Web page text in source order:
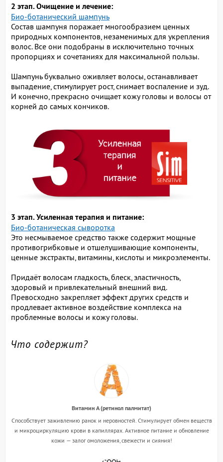
2 этап. Очищение и лечение:
Био-ботанический шампунь
Состав шампуня поражает многообразием ценных
природных компонентов, незаменимых для укрепления
волос. Все они подобраны в исключительно точных
пропорциях и сочетаниях для максимальной пользы.
Шампунь буквально оживляет волосы, останавливает
выпадение, стимулирует рост, снимает воспаление и зуд.
И конечно, прекрасно очищает кожу головы и волосы от
корней до самых кончиков.
3 этап. Усиленная терапия и питание:
Био-ботаническая сыворотка
Это несмываемое средство также содержит мощные
противогрибковые и отшелушивающие компоненты,
ценные экстракты, витамины, кислоты и микроэлементы.
Придаёт волосам гладкость, блеск, эластичность,
здоровый и привлекательный внешний вид.
Превосходно закрепляет эффект других средств и
продлевает активное воздействие комплекса на
проблемные волосы и кожу головы.
Что содержит?
Витамин А (ретинол палмитат)
Способствует заживлению ранок и неровностей. Стимулирует обмен веществ
и микроциркуляцию крови в капиллярах. Активное питание и обновление
кожи — залог омоложения, свежести и сияния!